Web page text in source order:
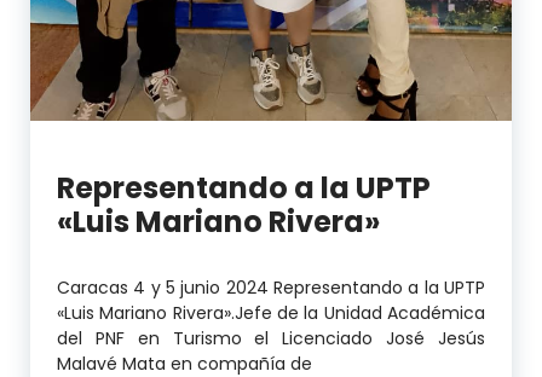
Representando a la UPTP
«Luis Mariano Rivera»
Caracas 4 y 5 junio 2024 Representando a la UPTP
«Luis Mariano Rivera».Jefe de la Unidad Académica
del PNF en Turismo el Licenciado José Jesús
Malavé Mata en compañía de